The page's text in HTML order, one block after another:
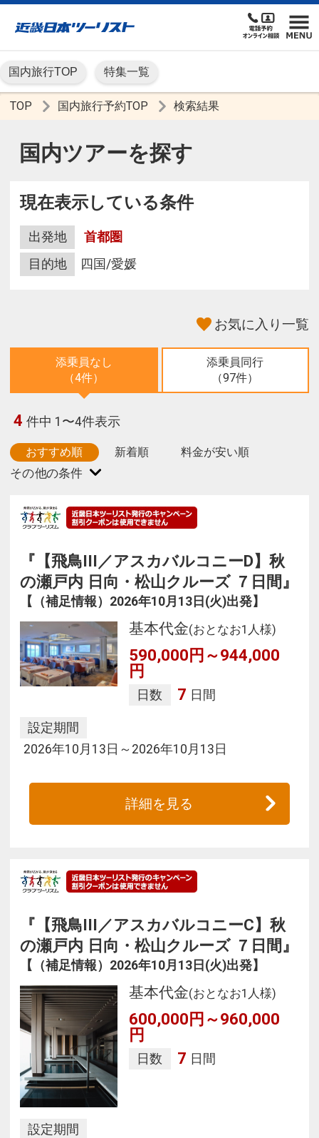
国内旅行TOP 特集一覧
TOP 国内旅行予約TOP 検索結果
国内ツアーを探す
現在表示している条件
出発地
首都圏
目的地
四国/愛媛
お気に入り一覧
添乗員なし
（4件）
添乗員同行
（97件）
4 件中 1〜4件表示
おすすめ順 新着順 料金が安い順
『【飛鳥III／アスカバルコニーD】秋
の瀬戸内 日向・松山クルーズ ７日間』
【（補足情報）2026年10月13日(火)出発】
基本代金(おとなお1人様)
590,000円～944,000
円
日数 7 日間
設定期間
2026年10月13日～2026年10月13日
詳細を見る
『【飛鳥III／アスカバルコニーC】秋
の瀬戸内 日向・松山クルーズ ７日間』
【（補足情報）2026年10月13日(火)出発】
基本代金(おとなお1人様)
600,000円～960,000
円
日数 7 日間
設定期間